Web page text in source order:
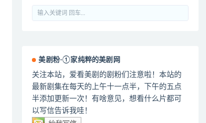
美剧粉-①家纯粹的美剧网
关注本站，爱看美剧的剧粉们注意啦！本站的
最新剧集在每天的上午十一点半，下午的五点
半添加更新一次！有啥意见，想看什么片都可
以写信告诉我哇！